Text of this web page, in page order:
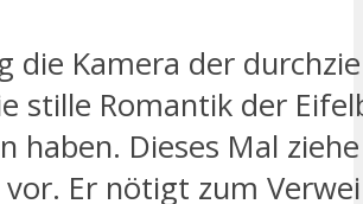
die Kamera der
stille Romantik der
haben. Dieses Mal
Er nötigt zum